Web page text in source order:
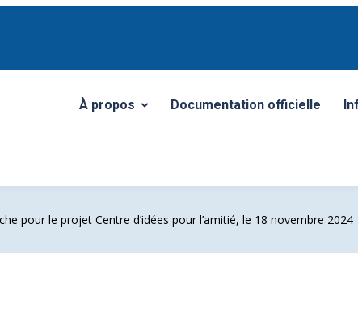
À propos
Ouvrir/Fermer le sous-menu
Documentation officielle
pour le projet Centre d’idées pour l’amitié, le 18 novembre 2024